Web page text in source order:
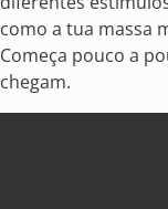
como a tua massa
Começa pouco a
chegam.